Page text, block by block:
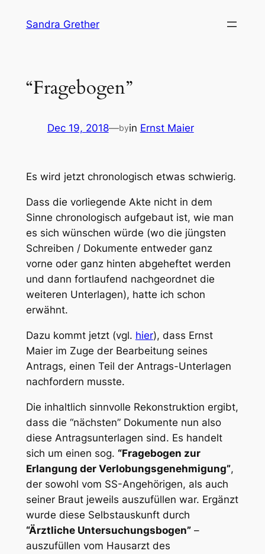
Sandra Grether
“Fragebogen”
Dec 19, 2018—byin Ernst Maier
Es wird jetzt chronologisch etwas schwierig.
Dass die vorliegende Akte nicht in dem
Sinne chronologisch aufgebaut ist, wie man
es sich wünschen würde (wo die jüngsten
Schreiben / Dokumente entweder ganz
vorne oder ganz hinten abgeheftet werden
und dann fortlaufend nachgeordnet die
weiteren Unterlagen), hatte ich schon
erwähnt.
Dazu kommt jetzt (vgl. hier), dass Ernst
Maier im Zuge der Bearbeitung seines
Antrags, einen Teil der Antrags-Unterlagen
nachfordern musste.
Die inhaltlich sinnvolle Rekonstruktion ergibt,
dass die “nächsten” Dokumente nun also
diese Antragsunterlagen sind. Es handelt
sich um einen sog. “Fragebogen zur
Erlangung der Verlobungsgenehmigung”,
der sowohl vom SS-Angehörigen, als auch
seiner Braut jeweils auszufüllen war. Ergänzt
wurde diese Selbstauskunft durch
“Ärztliche Untersuchungsbogen”–
auszufüllen vom Hausarzt des